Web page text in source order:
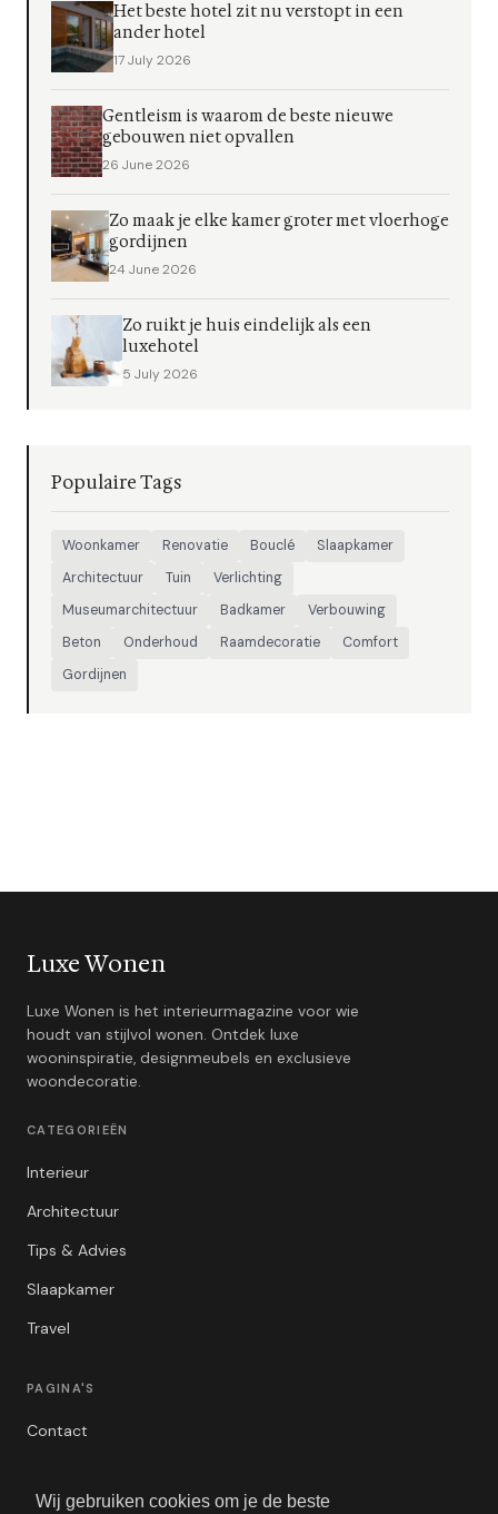
Wij gebruiken cookies om je de beste
Het beste hotel zit nu verstopt in een
ander hotel
17 July 2026
Gentleism is waarom de beste nieuwe
gebouwen niet opvallen
26 June 2026
Zo maak je elke kamer groter met vloerhoge
gordijnen
24 June 2026
Zo ruikt je huis eindelijk als een
luxehotel
5 July 2026
Populaire Tags
Woonkamer Renovatie Bouclé
Slaapkamer
Architectuur
Tuin
Verlichting
Museumarchitectuur
Badkamer
Verbouwing
Beton
Onderhoud Raamdecoratie
Comfort
Gordijnen
Luxe Wonen
Luxe Wonen is het interieurmagazine voor wie
houdt van stijlvol wonen. Ontdek luxe
wooninspiratie, designmeubels en exclusieve
woondecoratie.
CATEGORIEËN
Interieur
Architectuur
Tips & Advies
Slaapkamer
Travel
PAGINA'S
Contact
Algemene Voorwaarden